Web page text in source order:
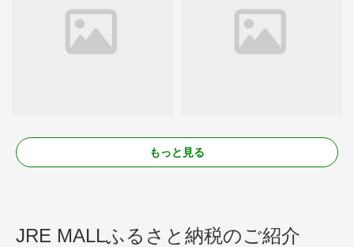
もっと見る
JRE MALLふるさと納税のご紹介